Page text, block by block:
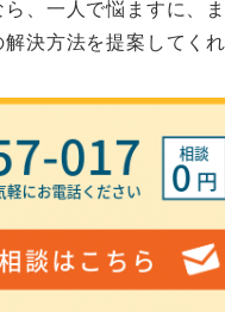
、一人で悩ますに、
決方法を提案してくれ